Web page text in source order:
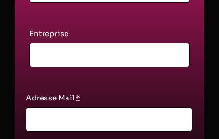
Entreprise
Adresse Mail *